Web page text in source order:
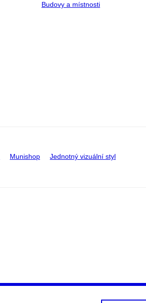
Budovy a místnosti
Munishop Jednotný vizuální styl